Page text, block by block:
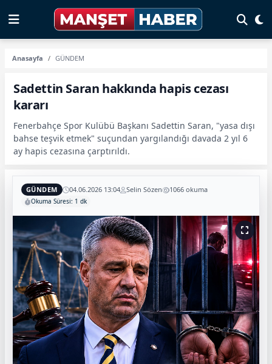
Anasayfa GÜNDEM
Sadettin Saran hakkında hapis cezası
kararı
Fenerbahçe Spor Kulübü Başkanı Sadettin Saran, "yasa dışı
bahse teşvik etmek" suçundan yargılandığı davada 2 yıl 6
ay hapis cezasına çarptırıldı.
GÜNDEM 04.06.2026 13:04 Selin Sözen 1066 okuma
Okuma Süresi: 1 dk